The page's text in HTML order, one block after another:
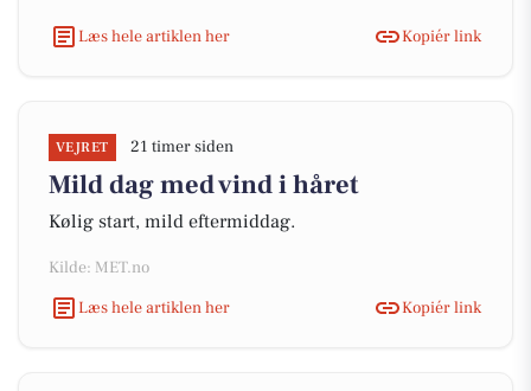
Læs hele artiklen her Kopiér link
VEJRET 21 timer siden
Mild dag med vind i håret
Kølig start, mild eftermiddag.
Kilde: MET.no
Læs hele artiklen her
Kopiér link